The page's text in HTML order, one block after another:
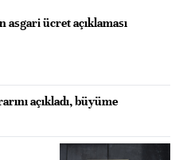
asgari ücret açıklaması
açıkladı, büyüme